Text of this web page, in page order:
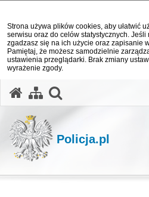
Strona używa plików cookies, aby ułatwić
serwisu oraz do celów statystycznych.
zgadzasz się na ich użycie oraz zapisanie
Pamiętaj, że możesz samodzielnie
ustawienia przeglądarki. Brak zmiany
wyrażenie zgody.
Policja.pl